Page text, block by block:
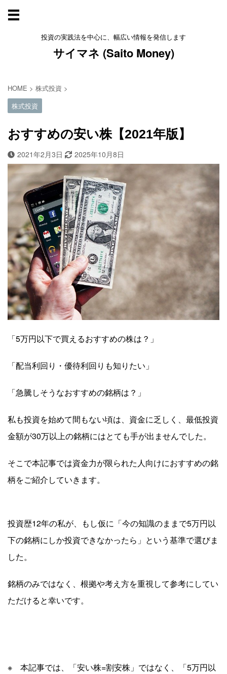
投資の実践法を中心に、幅広い情報を発信します
サイマネ (Saito Money)
HOME > 株式投資 >
株式投資
おすすめの安い株【2021年版】
2021年2月3日 2025年10月8日
「5万円以下で買えるおすすめの株は？」
「配当利回り・優待利回りも知りたい」
「急騰しそうなおすすめの銘柄は？」
私も投資を始めて間もない頃は、資金に乏しく、最低投資
金額が30万以上の銘柄にはとても手が出ませんでした。
そこで本記事では資金力が限られた人向けにおすすめの銘
柄をご紹介していきます。
投資歴12年の私が、もし仮に「今の知識のままで5万円以
下の銘柄にしか投資できなかったら」という基準で選びま
した。
銘柄のみではなく、根拠や考え方を重視して参考にしてい
ただけると幸いです。
※ 本記事では、「安い株=割安株」ではなく、「5万円以